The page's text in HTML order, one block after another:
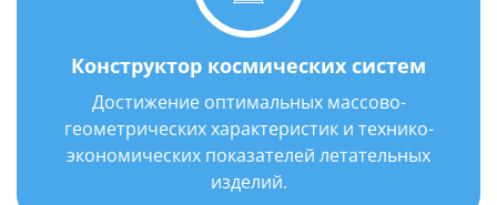
Конструктор космических систем
Достижение оптимальных массово-
геометрических характеристик и технико-
экономических показателей летательных
изделий.